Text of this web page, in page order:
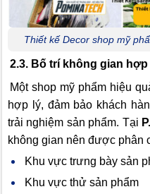
Thiết kế Decor shop mỹ
2.3. Bố trí không gian hợp
Một shop mỹ phẩm hiệu
hợp lý, đảm bảo khách
trải nghiệm sản phẩm. Tại
không gian nên được phân
Khu vực trưng bày sản
Khu vực thử sản phẩm